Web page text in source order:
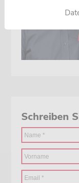
Schreiben